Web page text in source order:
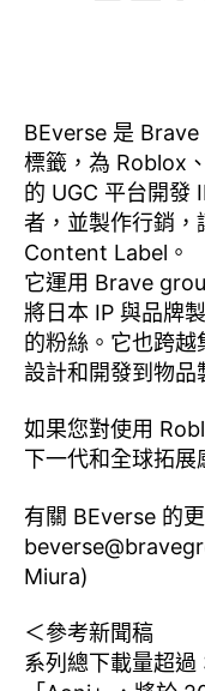
BEverse 是
標籤，為 Roblox
的 UGC 平台開發
者，並製作行銷
Content Label。
它運用 Brave
將日本 IP 與品牌
的粉絲。它也跨越
設計和開發到物品
如果您對使用
下一代和全球拓展
有關 BEverse 的
Miura)
＜參考新聞稿
系列總下載量超